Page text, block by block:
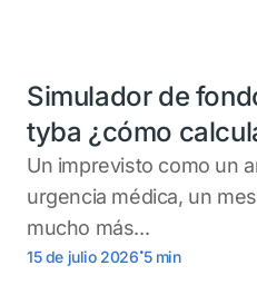
Simulador de
tyba ¿cómo
Un imprevisto como un
urgencia médica, un
mucho más...
15 de julio 2026.5 min